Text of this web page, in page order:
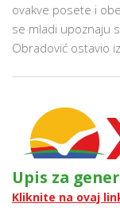
ovakve posete i
se mladi upoznaju
Obradović ostavio
Upis za
Kliknite na ovaj